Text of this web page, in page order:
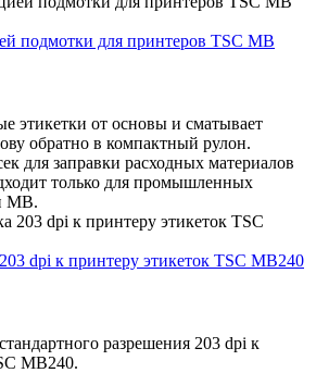
подмотки для принтеров TSC МВ
этикетки от основы и сматывает
обратно в компактный рулон.
для заправки расходных материалов
только для промышленных
MB.
dpi к принтеру этикеток TSC MB240
разрешения 203 dpi к
MB240.